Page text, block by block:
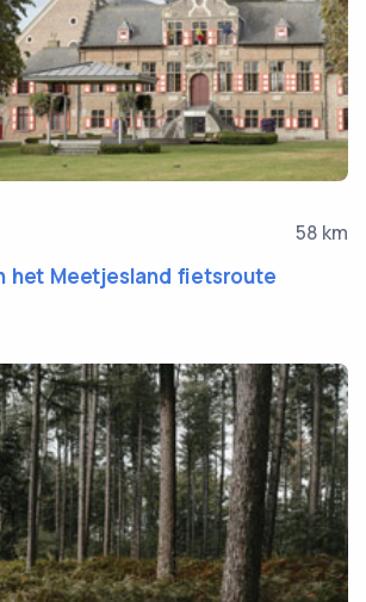
58 km
het Meetjesland fietsroute